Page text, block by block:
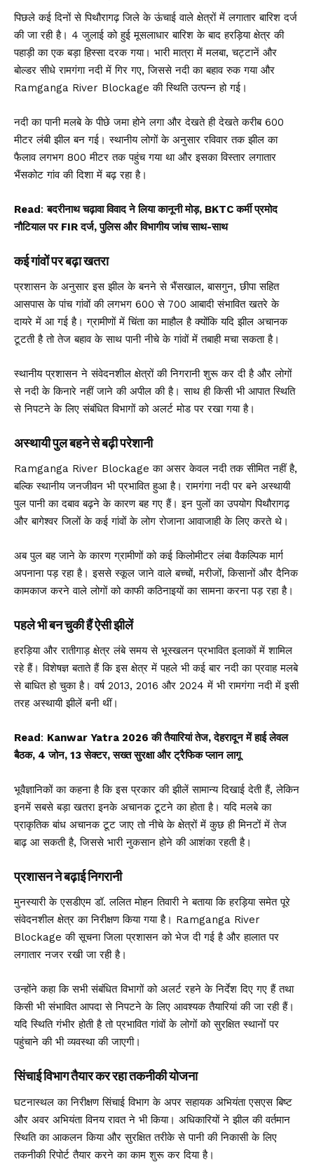
पिछले कई दिनों से पिथौरागढ़ जिले के ऊंचाई वाले क्षेत्रों में लगातार बारिश दर्ज
की जा रही है। 4 जुलाई को हुई मूसलाधार बारिश के बाद हरड़िया क्षेत्र की
पहाड़ी का एक बड़ा हिस्सा दरक गया। भारी मात्रा में मलबा, चट्टानें और
बोल्डर सीधे रामगंगा नदी में गिर गए, जिससे नदी का बहाव रुक गया और
Ramganga River Blockage की स्थिति उत्पन्न हो गई।
नदी का पानी मलबे के पीछे जमा होने लगा और देखते ही देखते करीब 600
मीटर लंबी झील बन गई। स्थानीय लोगों के अनुसार रविवार तक झील का
फैलाव लगभग 800 मीटर तक पहुंच गया था और इसका विस्तार लगातार
भैंसकोट गांव की दिशा में बढ़ रहा है।
Read:बदरीनाथ चढ़ावा विवाद ने लिया कानूनी मोड़, BKTC कर्मी प्रमोद
नौटियाल पर FIR दर्ज, पुलिस और विभागीय जांच साथ-साथ
कई गांवों पर बढ़ा खतरा
प्रशासन के अनुसार इस झील के बनने से भैंसखाल, बासगुन, छीपा सहित
आसपास के पांच गांवों की लगभग 600 से 700 आबादी संभावित खतरे के
दायरे में आ गई है। ग्रामीणों में चिंता का माहौल है क्योंकि यदि झील अचानक
टूटती है तो तेज बहाव के साथ पानी नीचे के गांवों में तबाही मचा सकता है।
स्थानीय प्रशासन ने संवेदनशील क्षेत्रों की निगरानी शुरू कर दी है और लोगों
से नदी के किनारे नहीं जाने की अपील की है। साथ ही किसी भी आपात स्थिति
से निपटने के लिए संबंधित विभागों को अलर्ट मोड पर रखा गया है।
अस्थायी पुल बहने से बढ़ी परेशानी
Ramganga River Blockage का असर केवल नदी तक सीमित नहीं है,
बल्कि स्थानीय जनजीवन भी प्रभावित हुआ है। रामगंगा नदी पर बने अस्थायी
पुल पानी का दबाव बढ़ने के कारण बह गए हैं। इन पुलों का उपयोग पिथौरागढ़
और बागेश्वर जिलों के कई गांवों के लोग रोजाना आवाजाही के लिए करते थे।
अब पुल बह जाने के कारण ग्रामीणों को कई किलोमीटर लंबा वैकल्पिक मार्ग
अपनाना पड़ रहा है। इससे स्कूल जाने वाले बच्चों, मरीजों, किसानों और दैनिक
कामकाज करने वाले लोगों को काफी कठिनाइयों का सामना करना पड़ रहा है।
पहले भी बन चुकी हैं ऐसी झीलें
हरड़िया और रातीगाड़ क्षेत्र लंबे समय से भूस्खलन प्रभावित इलाकों में शामिल
रहे हैं। विशेषज्ञ बताते हैं कि इस क्षेत्र में पहले भी कई बार नदी का प्रवाह मलबे
से बाधित हो चुका है। वर्ष 2013, 2016 और 2024 में भी रामगंगा नदी में इसी
तरह अस्थायी झीलें बनी थीं।
Read: Kanwar Yatra 2026 की तैयारियां तेज, देहरादून में हाई लेवल
बैठक, 4 जोन, 13 सेक्टर, सख्त सुरक्षा और ट्रैफिक प्लान लागू
भूवैज्ञानिकों का कहना है कि इस प्रकार की झीलें सामान्य दिखाई देती हैं, लेकिन
इनमें सबसे बड़ा खतरा इनके अचानक टूटने का होता है। यदि मलबे का
प्राकृतिक बांध अचानक टूट जाए तो नीचे के क्षेत्रों में कुछ ही मिनटों में तेज
बाढ़ आ सकती है, जिससे भारी नुकसान होने की आशंका रहती है।
प्रशासन ने बढ़ाई निगरानी
मुनस्यारी के एसडीएम डॉ. ललित मोहन तिवारी ने बताया कि हरड़िया समेत पूरे
संवेदनशील क्षेत्र का निरीक्षण किया गया है। Ramganga River
Blockage की सूचना जिला प्रशासन को भेज दी गई है और हालात पर
लगातार नजर रखी जा रही है।
उन्होंने कहा कि सभी संबंधित विभागों को अलर्ट रहने के निर्देश दिए गए हैं तथा
किसी भी संभावित आपदा से निपटने के लिए आवश्यक तैयारियां की जा रही हैं।
यदि स्थिति गंभीर होती है तो प्रभावित गांवों के लोगों को सुरक्षित स्थानों पर
पहुंचाने की भी व्यवस्था की जाएगी।
सिंचाई विभाग तैयार कर रहा तकनीकी योजना
घटनास्थल का निरीक्षण सिंचाई विभाग के अपर सहायक अभियंता एसएस बिष्ट
और अवर अभियंता विनय रावत ने भी किया। अधिकारियों ने झील की वर्तमान
स्थिति का आकलन किया और सुरक्षित तरीके से पानी की निकासी के लिए
तकनीकी रिपोर्ट तैयार करने का काम शुरू कर दिया है।